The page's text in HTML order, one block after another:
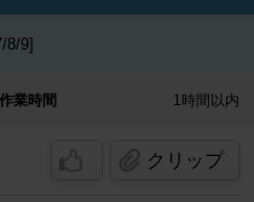
8/9]
作業時間 1時間以内
クリップ